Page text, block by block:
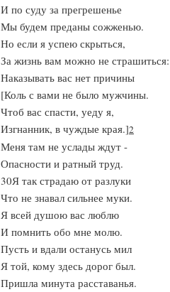
И по суду за прегрешенье
Мы будем преданы сожженью.
Но если я успею скрыться,
За жизнь вам можно не страшиться:
Наказывать вас нет причины
[Коль с вами не было мужчины.
Чтоб вас спасти, уеду я,
Изгнанник, в чуждые края.]2
Меня там не услады ждут -
Опасности и ратный труд.
30Я так страдаю от разлуки
Что не знавал сильнее муки.
Я всей душою вас люблю
И помнить обо мне молю.
Пусть и вдали останусь мил
Я той, кому здесь дорог был.
Пришла минута расставанья.